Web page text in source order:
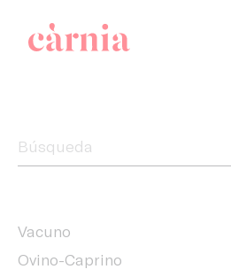
Vacuno
Ovino-Caprino